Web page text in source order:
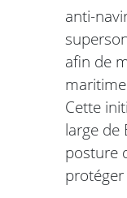
anti-
afin de
Cette
large de
posture